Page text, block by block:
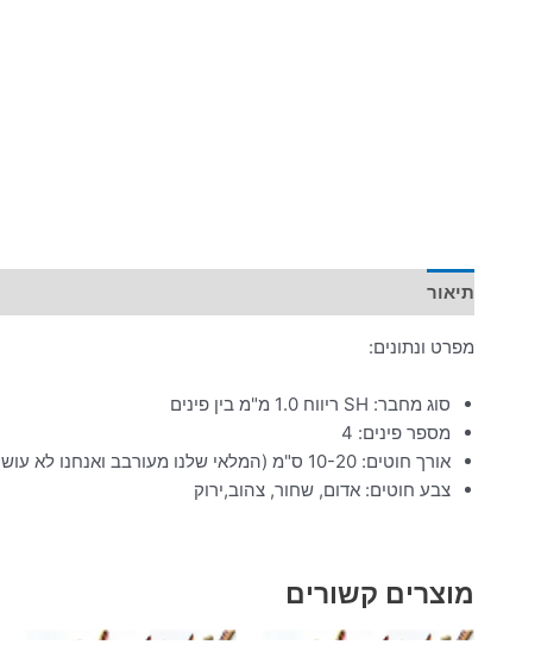
תיאור
מפרט ונתונים:
סוג מחבר: SH ריווח 1.0 מ"מ בין פינים
מספר פינים: 4
אורך חוטים: 10-20 ס"מ (המלאי שלנו מעורבב ואנחנו לא עושים הפרדה בינהם)
צבע חוטים: אדום, שחור, צהוב,ירוק
מוצרים קשורים